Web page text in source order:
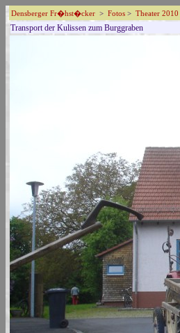
Densberger Fr�hst�cker > Fotos > Theater 2010
Transport der Kulissen zum Burggraben